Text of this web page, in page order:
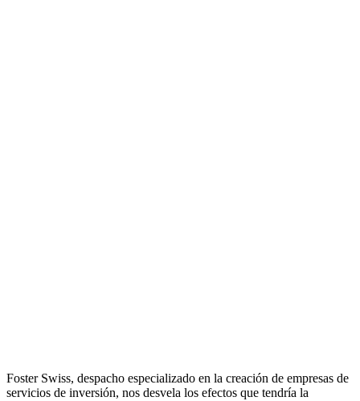
Foster Swiss, despacho especializado en la creación de empresas de
servicios de inversión, nos desvela los efectos que tendría la